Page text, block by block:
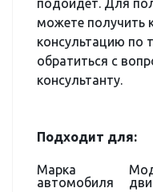
подойдет. Для
можете получить
консультацию по
обратиться с
консультанту.
Подходит для:
Марка
автомобиля